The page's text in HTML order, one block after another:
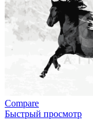
Compare
Быстрый просмотр